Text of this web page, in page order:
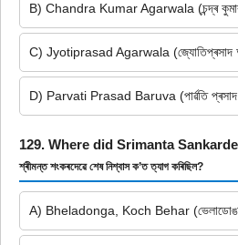
B) Chandra Kumar Agarwala (চন্দ্ৰ
C) Jyotiprasad Agarwala (জ্যোতিপ্ৰসাদ
D) Parvati Prasad Baruva (পাৰ্ৱতি প্ৰসাদ
129. Where did Srimanta
শ্ৰীমন্ত শংকৰদেৱে শেষ নিশ্বাস ক’ত ত্যাগ কৰিছিল?
A) Bheladonga, Koch Behar